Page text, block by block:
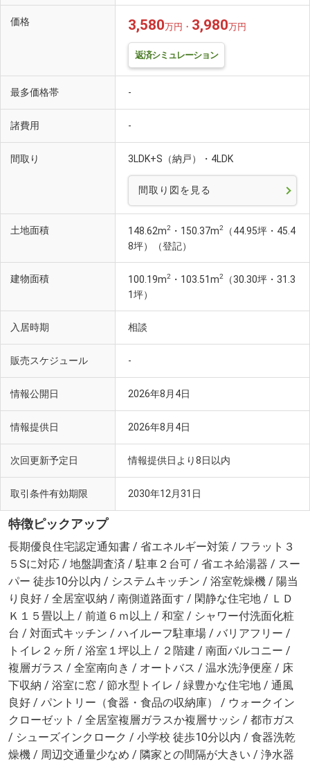
価格 3,580万円・ 3,980万円
返済シミュレーション
最多価格帯 -
諸費用 -
間取り 3LDK+S（納戸）・4LDK
間取り図を見る
土地面積 148.62m2 ・150.37m2
（44.95坪・45.4
8坪）（登記）
建物面積 100.19m2 ・103.51m2
（30.30坪・31.3
1坪）
入居時期 相談
販売スケジュール -
情報公開日 2026年8月4日
情報提供日 2026年8月4日
次回更新予定日 情報提供日より8日以内
取引条件有効期限 2030年12月31日
特徴ピックアップ
長期優良住宅認定通知書 / 省エネルギー対策 / フラット３
５Sに対応 / 地盤調査済 / 駐車２台可 / 省エネ給湯器 / スー
パー 徒歩10分以内 / システムキッチン / 浴室乾燥機 / 陽当
り良好 / 全居室収納 / 南側道路面す / 閑静な住宅地 / ＬＤ
Ｋ１５畳以上 / 前道６ｍ以上 / 和室 / シャワー付洗面化粧
台 / 対面式キッチン / ハイルーフ駐車場 / バリアフリー /
トイレ２ヶ所 / 浴室１坪以上 / ２階建 / 南面バルコニー /
複層ガラス / 全室南向き / オートバス / 温水洗浄便座 / 床
下収納 / 浴室に窓 / 節水型トイレ / 緑豊かな住宅地 / 通風
良好 / パントリー（食器・食品の収納庫） / ウォークイン
クローゼット / 全居室複層ガラスか複層サッシ / 都市ガス
/ シューズインクローク / 小学校 徒歩10分以内 / 食器洗乾
燥機 / 周辺交通量少なめ / 隣家との間隔が大きい / 浄水器